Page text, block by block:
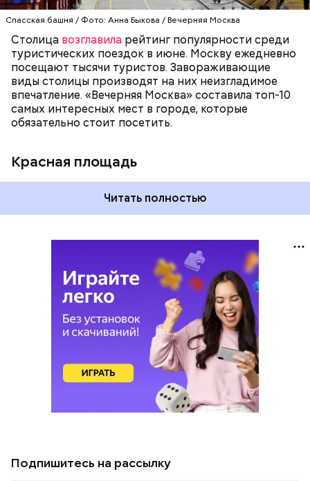
Спасская башня / Фото: Анна Быкова / Вечерняя Москва
Столица возглавила рейтинг популярности среди
туристических поездок в июне. Москву ежедневно
посещают тысячи туристов. Завораживающие
виды столицы производят на них неизгладимое
впечатление. «Вечерняя Москва» составила топ-10
самых интересных мест в городе, которые
обязательно стоит посетить.
Красная площадь
Всемирного культурного наследия ЮНЕСКО.
Читать полностью
Подпишитесь на рассылку